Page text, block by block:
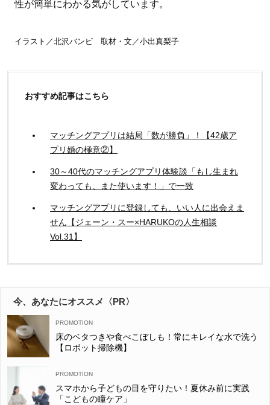
性が簡単にわかる気がしています。
イラスト／北沢バンビ 取材・文／小出真梨子
おすすめ記事はこちら
マッチングアプリは結局「数が勝負」！【42歳ア
プリ婚の極意②】
30～40代のマッチングアプリ体験談「もし生まれ
変わっても、また使います！」で一致
マッチングアプリに登録しても、いい人に出会えま
せん【ジェーン・スー×HARUKOの人生相談
Vol.31】
今、あなたにオススメ〈PR〉
床のベタつきや食べこぼしも！常にキレイな水で洗う
【ロボット掃除機】
スマホから子どもの目を守りたい！夏休み前に実践
「こどもの瞳ケア」